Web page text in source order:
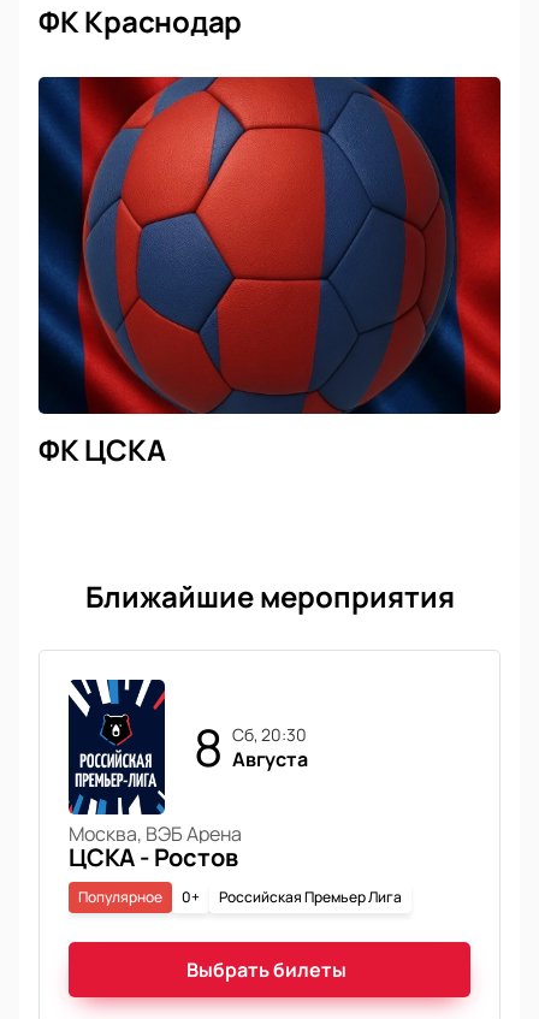
ФК Краснодар
ФК ЦСКА
Ближайшие мероприятия
8 сб, 20:30
Августа
Москва, ВЭБ Арена
ЦСКА - Ростов
0+ Российская Премьер Лига
Популярное
Выбрать билеты